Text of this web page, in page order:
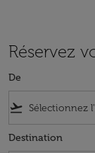
Réservez
De
flight_takeoff
Destination